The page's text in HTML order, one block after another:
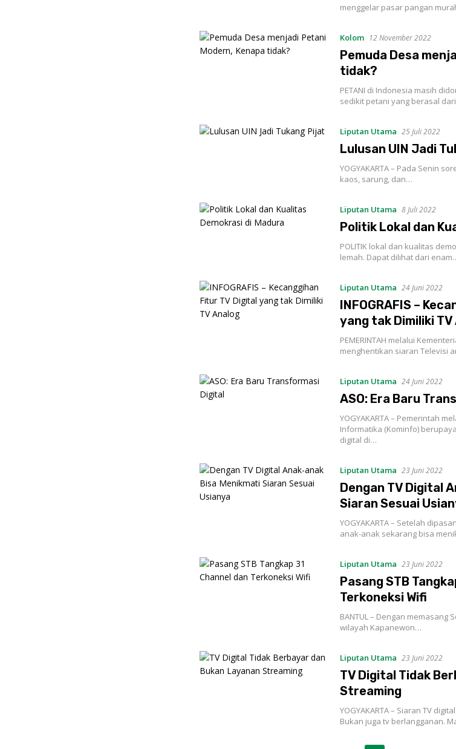
menggelar pasar pangan
Kolom 12 November 2022
Pemuda Desa
tidak?
PETANI di Indonesia masih
sedikit petani yang berasal
Liputan Utama 25 Juli 2022
Lulusan UIN Jadi
YOGYAKARTA – Pada Senin
kaos, sarung, dan…
Liputan Utama 8 Juli 2022
Politik Lokal dan
POLITIK lokal dan kualitas
lemah. Dapat dilihat dari
Liputan Utama 24 Juni 2022
INFOGRAFIS –
yang tak Dimiliki TV
PEMERINTAH melalui
menghentikan siaran Televisi
Liputan Utama 24 Juni 2022
ASO: Era Baru
YOGYAKARTA – Pemerintah
Informatika (Kominfo)
digital di…
Liputan Utama 23 Juni 2022
Dengan TV Digital
Siaran Sesuai
YOGYAKARTA – Setelah
anak-anak sekarang bisa
Liputan Utama 23 Juni 2022
Pasang STB
Terkoneksi Wifi
BANTUL – Dengan memasang
wilayah Kapanewon…
Liputan Utama 23 Juni 2022
TV Digital Tidak
Streaming
YOGYAKARTA – Siaran TV
Bukan juga tv berlangganan.